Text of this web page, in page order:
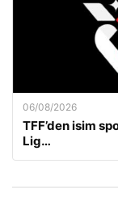
06/08/2026
TFF’den isim
Lig…